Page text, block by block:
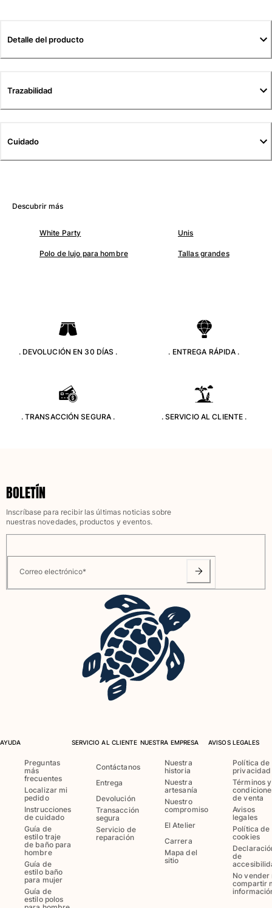
Camisas
Túnicas
Sweatshirts
Clásico stretch
Clásico ultra ligero
Trajes de baño mágicos
Shorts
Sudaderas
Niña
Ver todo Niña
Bañadores Una Pieza
Rashguard
Dos Piezas
Partes de abajo de bikini
Vestidos y Faldas
Monos
Pantalones cortos
Sudaderas
Camisetas
Ver todo Pret-a-porter
Bebé
Ver todo Bebé
Detalle del producto
Trazabilidad
Cuidado
Descubrir más
White Party Unis
Polo de lujo para hombre Tallas grandes
. DEVOLUCIÓN EN 30 DÍAS . . ENTREGA RÁPIDA .
. TRANSACCIÓN SEGURA . . SERVICIO AL CLIENTE .
BOLETÍN
Inscríbase para recibir las últimas noticias sobre
nuestras novedades, productos y eventos.
Correo electrónico*
AYUDA
Preguntas
más
frecuentes
Localizar mi
pedido
Instrucciones
de cuidado
Guía de
estilo traje
de baño para
hombre
Guía de
estilo baño
para mujer
Guía de
estilo polos
SERVICIO AL CLIENTE
Contáctanos
Entrega
Devolución
Transacción
segura
Servicio de
reparación
NUESTRA EMPRESA
Nuestra
historia
Nuestra
artesanía
Nuestro
compromiso
El Atelier
Carrera
Mapa del
sitio
AVISOS LEGALES
Política de
privacidad
Términos y
de venta
Avisos
legales
Política de
cookies
de
No vender
compartir